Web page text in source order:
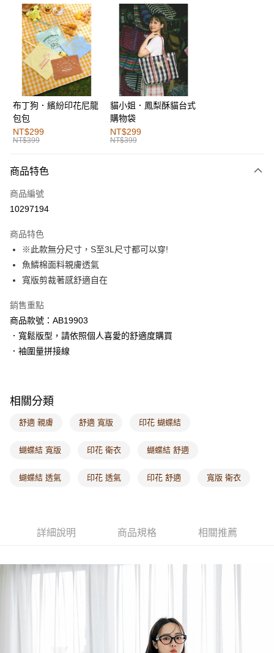
購物金
超商取貨付款
LINE Pay
街口支付
運送方式
全家取貨付款
每筆NT$60，滿NT$1,000(含以上)免運費
付款後全家取貨
萊爾富取貨付款
付款後萊爾富取貨
每筆NT$60，滿NT$1,000(含以上)免運費
7-11取貨付款
每筆NT$60，滿NT$1,000(含以上)免運費
付款後7-11取貨
每筆NT$60，滿NT$1,000(含以上)免運費
付款後門市自取
每筆NT$60，滿NT$1,000(含以上)免運費
布丁狗．繽紛印花尼龍
包包
NT$299
NT$399
貓小姐．鳳梨酥貓台式
購物袋
NT$299
NT$399
商品特色
商品編號
10297194
商品特色
※此款無分尺寸，S至3L尺寸都可以穿!
魚鱗棉面料親膚透氣
寬版剪裁著感舒適自在
銷售重點
商品款號：AB19903
．寬鬆版型，請依照個人喜愛的舒適度購買
．袖圍量拼接線
相關分類
舒適 親膚 舒適 寬版 印花 蝴蝶結
蝴蝶結 寬版 印花 衛衣 蝴蝶結 舒適
蝴蝶結 透氣 印花 透氣 印花 舒適 寬版 衛衣
詳細說明 商品規格 相關推薦